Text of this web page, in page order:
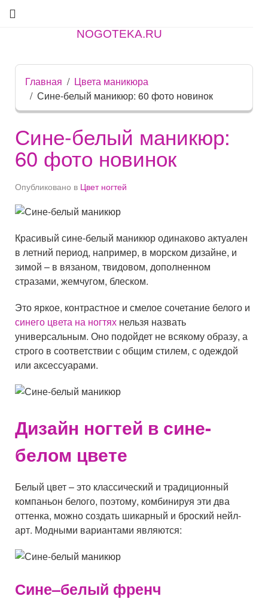
NOGOTEKA.RU
Главная
Цвета маникюра
Сине-белый маникюр: 60 фото новинок
Сине-белый маникюр:
60 фото новинок
Опубликовано в Цвет ногтей
Красивый сине-белый маникюр одинаково актуален
в летний период, например, в морском дизайне, и
зимой – в вязаном, твидовом, дополненном
стразами, жемчугом, блеском.
Это яркое, контрастное и смелое сочетание белого и
синего цвета на ногтях нельзя назвать
универсальным. Оно подойдет не всякому образу, а
строго в соответствии с общим стилем, с одеждой
или аксессуарами.
Дизайн ногтей в сине-
белом цвете
Белый цвет – это классический и традиционный
компаньон белого, поэтому, комбинируя эти два
оттенка, можно создать шикарный и броский нейл-
арт. Модными вариантами являются:
Сине–белый френч